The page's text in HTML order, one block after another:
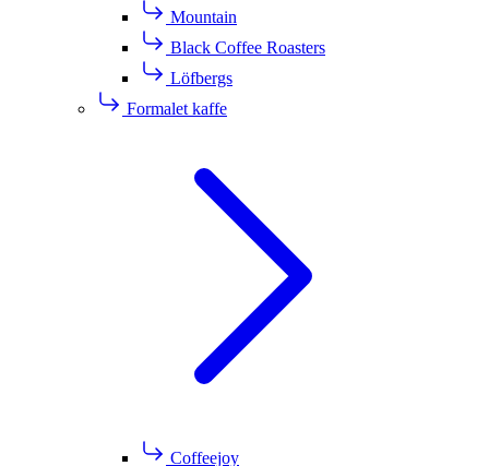
Mountain
Black Coffee Roasters
Löfbergs
Formalet kaffe
Coffeejoy